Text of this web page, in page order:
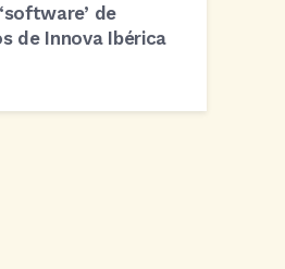
de
de Innova Ibérica